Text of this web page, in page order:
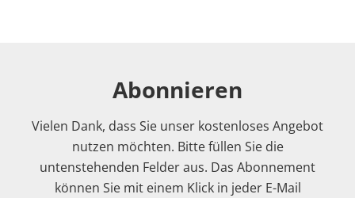
Abonnieren
Vielen Dank, dass Sie unser kostenloses Angebot
nutzen möchten. Bitte füllen Sie die
untenstehenden Felder aus. Das Abonnement
können Sie mit einem Klick in jeder E-Mail